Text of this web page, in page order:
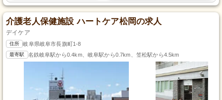
介護老人保健施設 ハートケア松岡の求人
デイケア
住所 岐阜県岐阜市長旗町1-8
最寄駅 名鉄岐阜駅から0.4km、岐阜駅から0.7km、笠松駅から4.5km